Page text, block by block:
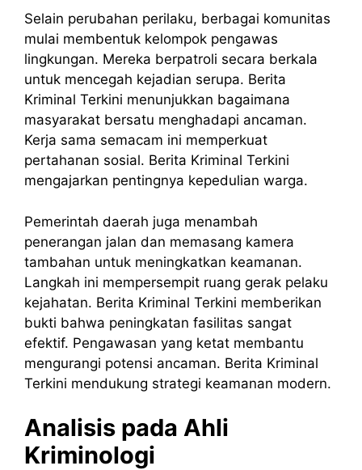
Selain perubahan perilaku, berbagai komunitas
mulai membentuk kelompok pengawas
lingkungan. Mereka berpatroli secara berkala
untuk mencegah kejadian serupa. Berita
Kriminal Terkini menunjukkan bagaimana
masyarakat bersatu menghadapi ancaman.
Kerja sama semacam ini memperkuat
pertahanan sosial. Berita Kriminal Terkini
mengajarkan pentingnya kepedulian warga.
Pemerintah daerah juga menambah
penerangan jalan dan memasang kamera
tambahan untuk meningkatkan keamanan.
Langkah ini mempersempit ruang gerak pelaku
kejahatan. Berita Kriminal Terkini memberikan
bukti bahwa peningkatan fasilitas sangat
efektif. Pengawasan yang ketat membantu
mengurangi potensi ancaman. Berita Kriminal
Terkini mendukung strategi keamanan modern.
Analisis pada Ahli
Kriminologi